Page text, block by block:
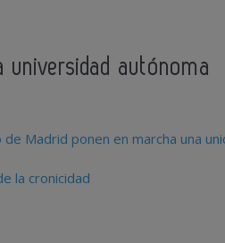
autónoma
Madrid ponen en marcha una
la cronicidad